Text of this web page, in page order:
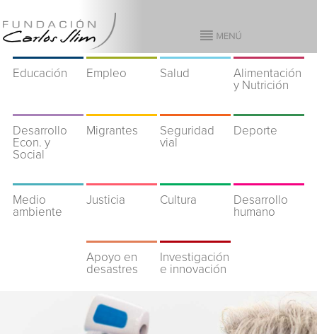
Educación Empleo Salud
Alimentación
y Nutrición
Desarrollo
Econ. y
Social
Migrantes
Seguridad
vial
Deporte
Medio
ambiente
Justicia Cultura
Desarrollo
humano
Apoyo en
desastres
Investigación
e innovación